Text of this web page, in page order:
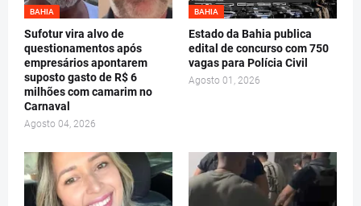
BAHIA
Sufotur vira alvo de
questionamentos após
empresários apontarem
suposto gasto de R$ 6
milhões com camarim no
Carnaval
Agosto 04, 2026
BAHIA
Estado da Bahia publica
edital de concurso com 750
vagas para Polícia Civil
Agosto 01, 2026